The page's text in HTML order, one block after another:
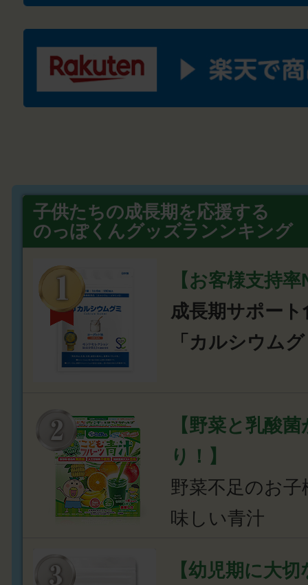
子供たちの成長期を応援する
のっぽくんグッズランンキング
【お客様支持
成長期サポート
「カルシウム
【野菜と乳酸
り！】
野菜不足のお
味しい青汁
【幼児期に大